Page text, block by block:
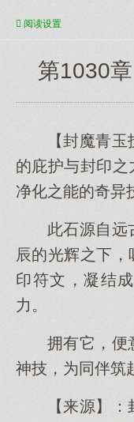
阅读设置
第1030
【封魔青
的庇护与封印
净化之能的奇异
此石源自远
辰的光辉之下
印符文，凝结
力。
拥有它，便
神技，为同伴筑
【来源】